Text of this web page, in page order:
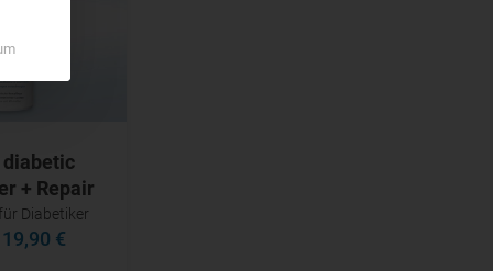
+ Repair
Diabetiker
19,90 €